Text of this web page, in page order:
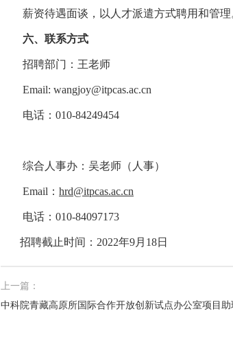
薪资待遇面谈，以人才派遣方式聘用和管理
六、联系方式
招聘部门： 王老师
Email: wangjoy@itpcas.ac.cn
电话： 010-84249454
综合人事办：吴老师 （人事）
Email ： hrd@itpcas.ac.cn
电话： 010-84097173
招聘截止时间： 2022年9月 18日
上一篇：
中科院青藏高原所国际合作开放创新试点办公室项目助